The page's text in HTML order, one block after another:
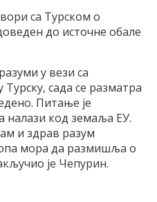
са Турском о
до источне обале
у вези са
сада се разматра
Питање је
налази код земаља ЕУ.
и здрав разум
мора да размишља о
је Чепурин.